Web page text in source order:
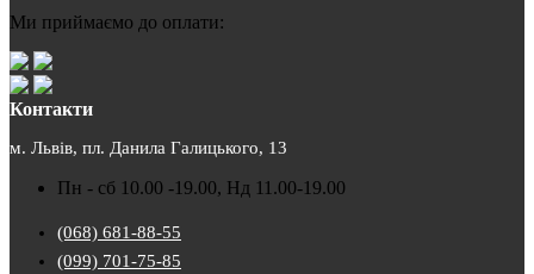
Ми приймаємо до оплати:
Контакти
м. Львів, пл. Данила Галицького, 13
Пн - сб 10.00 -19.00, Нд 11.00-19.00
(068) 681-88-55
(099) 701-75-85